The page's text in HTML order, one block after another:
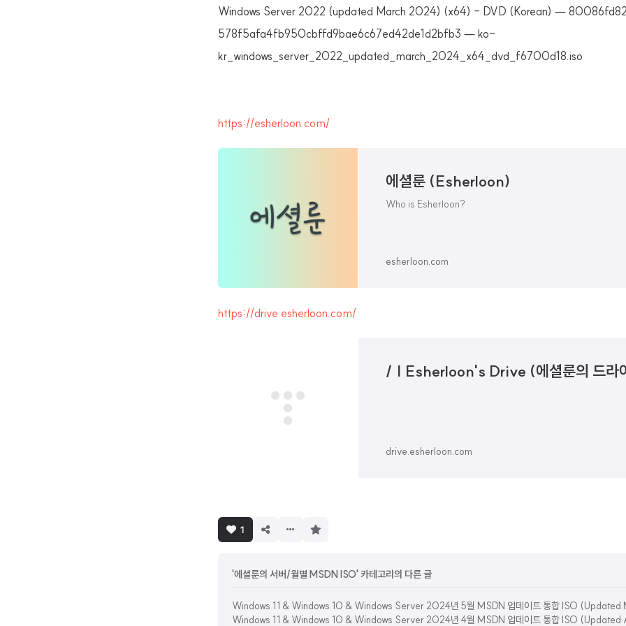
Windows Server 2022 (updated March 2024) (x64) - DVD (Korean) —
578f5afa4fb950cbffd9bae6c67ed42de1d2bfb3 — ko-
kr_windows_server_2022_updated_march_2024_x64_dvd_f6700d18.iso
https://esherloon.com/
에셜룬 (Esherloon)
Who is Esherloon?
esherloon.com
https://drive.esherloon.com/
/ | Esherloon's Drive (에셜룬의 드라
drive.esherloon.com
1
'에셜룬의 서버/월별 MSDN ISO' 카테고리의 다른 글